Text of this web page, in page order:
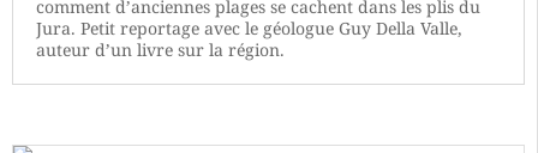
comment d’anciennes plages se cachent dans les plis du
Jura. Petit reportage avec le géologue Guy Della Valle,
auteur d’un livre sur la région.